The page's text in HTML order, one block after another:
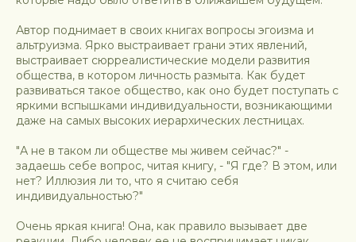
Автор поднимает в своих книгах вопросы эгоизма и
альтруизма. Ярко выстраивает грани этих явлений,
выстраивает сюрреалистические модели развития
общества, в котором личность размыта. Как будет
развиваться такое общество, как оно будет поступать с
яркими вспышками индивидуальности, возникающими
даже на самых высоких иерархических лестницах.
"А не в таком ли обществе мы живем сейчас?" -
задаешь себе вопрос, читая книгу, - "Я где? В этом, или
нет? Иллюзия ли то, что я считаю себя
индивидуальностью?"
Очень яркая книга! Она, как правило вызывает две